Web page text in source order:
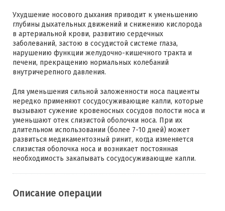
Ухудшение носового дыхания приводит к уменьшению
глубины дыхательных движений и снижению кислорода
в артериальной крови, развитию сердечных
заболеваний, застою в сосудистой системе глаза,
нарушению функции желудочно-кишечного тракта и
печени, прекращению нормальных колебаний
внутричерепного давления.
Для уменьшения сильной заложенности носа пациенты
нередко применяют сосудосуживающие капли, которые
вызывают сужение кровеносных сосудов полости носа и
уменьшают отек слизистой оболочки носа. При их
длительном использовании (более 7-10 дней) может
развиться медикаментозный ринит, когда изменяется
слизистая оболочка носа и возникает постоянная
необходимость закапывать сосудосуживающие капли.
Описание операции